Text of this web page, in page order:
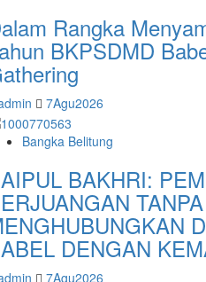
Rangka
BKPSDMD
7Agu2026
Bangka Belitung
BAKHRI:
DENGAN
7Agu2026